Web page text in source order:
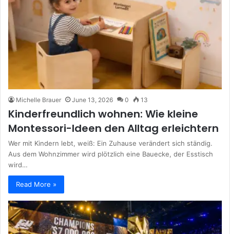
Michelle Brauer June 13, 2026 0 13
Kinderfreundlich wohnen: Wie kleine
Montessori-Ideen den Alltag erleichtern
Wer mit Kindern lebt, weiß: Ein Zuhause verändert sich ständig.
Aus dem Wohnzimmer wird plötzlich eine Bauecke, der Esstisch
wird…
Read More »